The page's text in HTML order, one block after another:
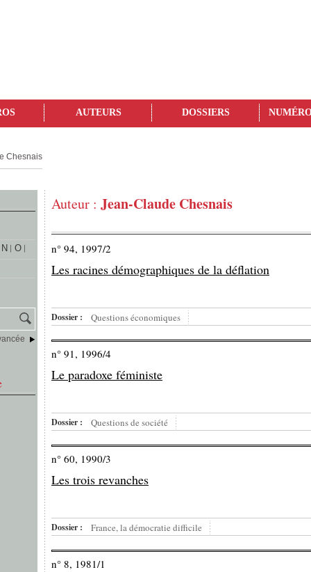
AUTEURS DOSSIERS
Chesnais
N
O
Auteur : Jean-Claude Chesnais
n° 94, 1997/2
Les racines démographiques de la déflation
Dossier : Questions économiques
n° 91, 1996/4
Le paradoxe féministe
Dossier : Questions de société
n° 60, 1990/3
Les trois revanches
Dossier : France, la démocratie difficile
n° 8, 1981/1